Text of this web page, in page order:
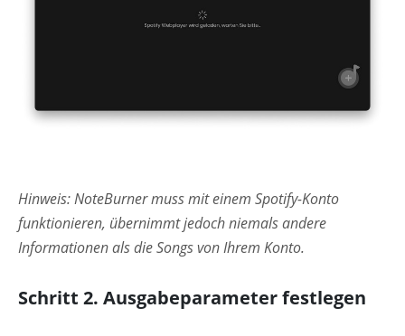
Hinweis: NoteBurner muss mit einem Spotify-Konto
funktionieren, übernimmt jedoch niemals andere
Informationen als die Songs von Ihrem Konto.
Schritt 2. Ausgabeparameter festlegen